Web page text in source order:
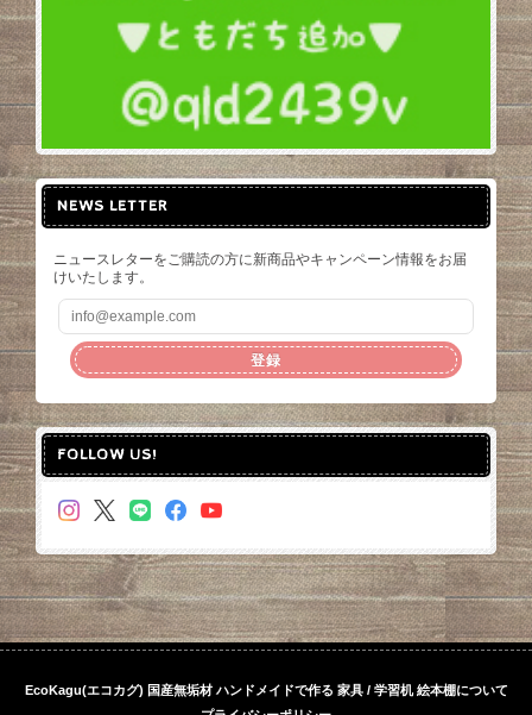
NEWS LETTER
ニュースレターをご購読の方に新商品やキャンペーン情報をお届
けいたします。
登録
FOLLOW US!
EcoKagu(エコカグ) 国産無垢材 ハンドメイドで作る 家具 / 学習机 絵本棚について